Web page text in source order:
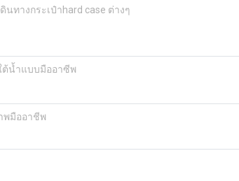
ทางกระเป๋าhard case ต่างๆ
ต้น้ำแบบมืออาซีพ
พมืออาชีพ